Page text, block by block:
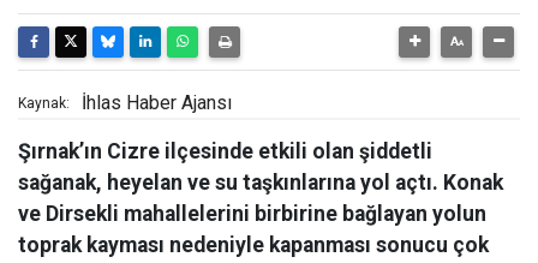
Kaynak: İhlas Haber Ajansı
Şırnak’ın Cizre ilçesinde etkili olan şiddetli
sağanak, heyelan ve su taşkınlarına yol açtı. Konak
ve Dirsekli mahallelerini birbirine bağlayan yolun
toprak kayması nedeniyle kapanması sonucu çok